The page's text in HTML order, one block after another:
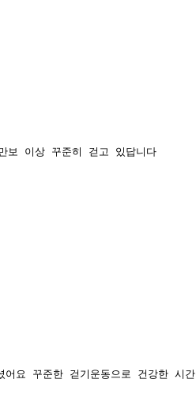
보 이상 꾸준히 걷고 있답니다
어요 꾸준한 걷기운동으로 건강한 시